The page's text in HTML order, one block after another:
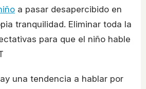
a pasar desapercibido en
tranquilidad. Eliminar toda la
para que el niño hable
una tendencia a hablar por